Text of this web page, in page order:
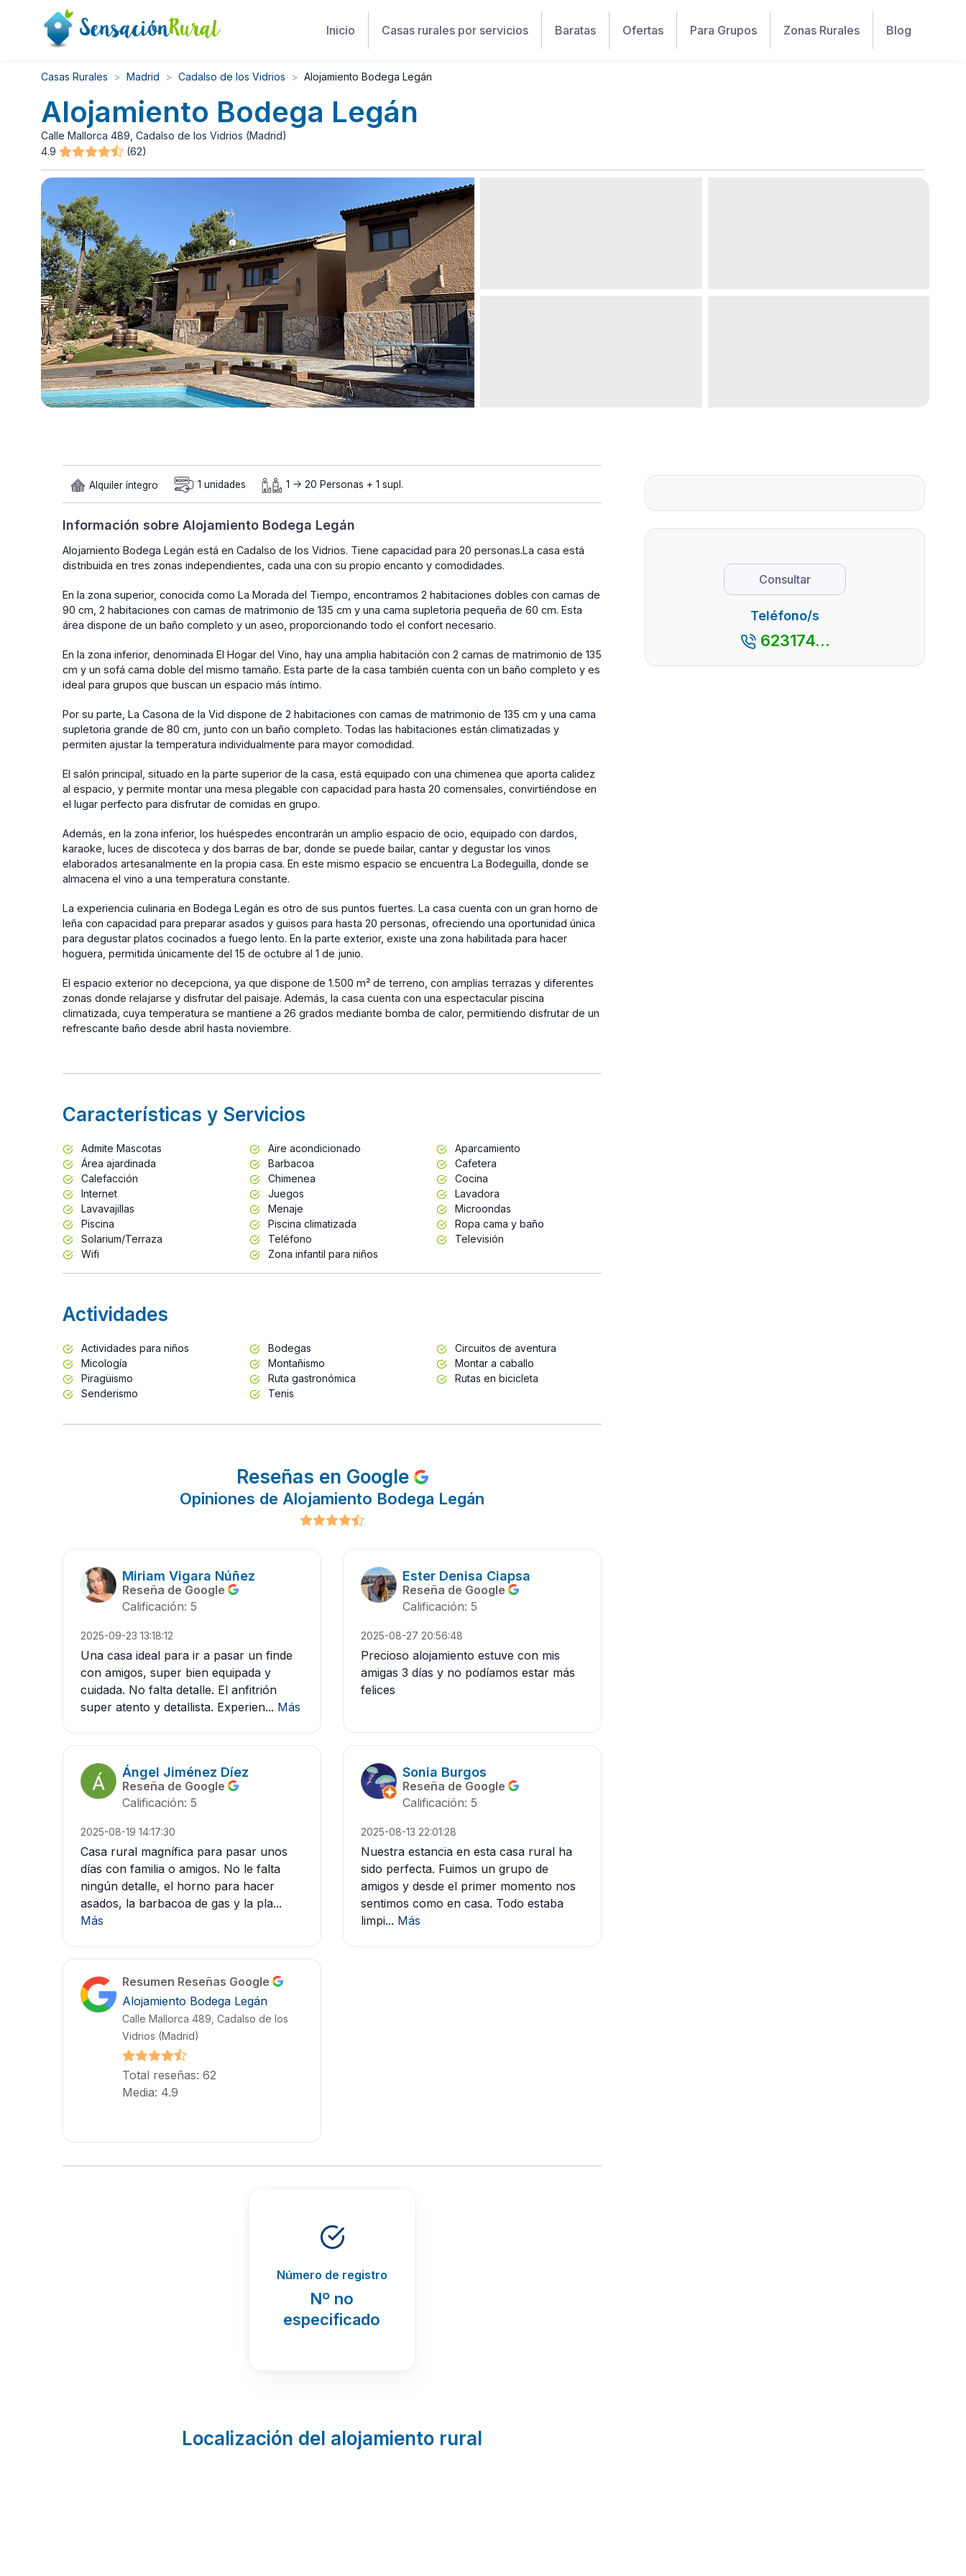
Inicio Casas rurales por servicios Baratas Ofertas Para Grupos Zonas Rurales Blog
Casas Rurales Madrid Cadalso de los Vidrios Alojamiento Bodega Legán
Alojamiento Bodega Legán
Calle Mallorca 489, Cadalso de los Vidrios (Madrid)
4.9
(62)
Alquiler íntegro 1 unidades 1 -> 20 Personas + 1 supl.
Información sobre Alojamiento Bodega Legán
Alojamiento Bodega Legán está en Cadalso de los Vidrios. Tiene capacidad para 20 personas.La casa está
distribuida en tres zonas independientes, cada una con su propio encanto y comodidades.
En la zona superior, conocida como La Morada del Tiempo, encontramos 2 habitaciones dobles con camas de
90 cm, 2 habitaciones con camas de matrimonio de 135 cm y una cama supletoria pequeña de 60 cm. Esta
área dispone de un baño completo y un aseo, proporcionando todo el confort necesario.
En la zona inferior, denominada El Hogar del Vino, hay una amplia habitación con 2 camas de matrimonio de 135
cm y un sofá cama doble del mismo tamaño. Esta parte de la casa también cuenta con un baño completo y es
ideal para grupos que buscan un espacio más íntimo.
Por su parte, La Casona de la Vid dispone de 2 habitaciones con camas de matrimonio de 135 cm y una cama
supletoria grande de 80 cm, junto con un baño completo. Todas las habitaciones están climatizadas y
permiten ajustar la temperatura individualmente para mayor comodidad.
El salón principal, situado en la parte superior de la casa, está equipado con una chimenea que aporta calidez
al espacio, y permite montar una mesa plegable con capacidad para hasta 20 comensales, convirtiéndose en
el lugar perfecto para disfrutar de comidas en grupo.
Además, en la zona inferior, los huéspedes encontrarán un amplio espacio de ocio, equipado con dardos,
karaoke, luces de discoteca y dos barras de bar, donde se puede bailar, cantar y degustar los vinos
elaborados artesanalmente en la propia casa. En este mismo espacio se encuentra La Bodeguilla, donde se
almacena el vino a una temperatura constante.
La experiencia culinaria en Bodega Legán es otro de sus puntos fuertes. La casa cuenta con un gran horno de
leña con capacidad para preparar asados y guisos para hasta 20 personas, ofreciendo una oportunidad única
para degustar platos cocinados a fuego lento. En la parte exterior, existe una zona habilitada para hacer
hoguera, permitida únicamente del 15 de octubre al 1 de junio.
El espacio exterior no decepciona, ya que dispone de 1.500 m² de terreno, con amplias terrazas y diferentes
zonas donde relajarse y disfrutar del paisaje. Además, la casa cuenta con una espectacular piscina
climatizada, cuya temperatura se mantiene a 26 grados mediante bomba de calor, permitiendo disfrutar de un
refrescante baño desde abril hasta noviembre.
Características y Servicios
Admite Mascotas Aire acondicionado
Aparcamiento
Área ajardinada
Barbacoa
Cafetera
Calefacción
Chimenea
Cocina
Internet
Juegos
Lavadora
Lavavajillas
Menaje
Microondas
Piscina
Piscina climatizada
Ropa cama y baño
Solarium/Terraza
Teléfono
Televisión
Wifi
Zona infantil para niños
Actividades
Actividades para niños Bodegas
Circuitos de aventura
Micología
Montañismo
Montar a caballo
Piragüismo
Ruta gastronómica
Rutas en bicicleta
Senderismo
Tenis
Reseñas en Google
Opiniones de Alojamiento Bodega Legán
Miriam Vigara Núñez
Reseña de Google
Calificación: 5
2025-09-23 13:18:12
Una casa ideal para ir a pasar un finde
con amigos, super bien equipada y
cuidada. No falta detalle. El anfitrión
super atento y detallista. Experien... Más
Ester Denisa Ciapsa
Reseña de Google
Calificación: 5
2025-08-27 20:56:48
Precioso alojamiento estuve con mis
amigas 3 días y no podíamos estar más
felices
Ángel Jiménez Díez
Reseña de Google
Calificación: 5
2025-08-19 14:17:30
Casa rural magnífica para pasar unos
días con familia o amigos. No le falta
ningún detalle, el horno para hacer
asados, la barbacoa de gas y la pla...
Más
Sonia Burgos
Reseña de Google
Calificación: 5
2025-08-13 22:01:28
Nuestra estancia en esta casa rural ha
sido perfecta. Fuimos un grupo de
amigos y desde el primer momento nos
sentimos como en casa. Todo estaba
limpi... Más
Resumen Reseñas Google
Alojamiento Bodega Legán
Calle Mallorca 489, Cadalso de los
Vidrios (Madrid)
Total reseñas: 62
Media: 4.9
Número de registro
Nº no
especificado
Localización del alojamiento rural
Consultar
Teléfono/s
623174...